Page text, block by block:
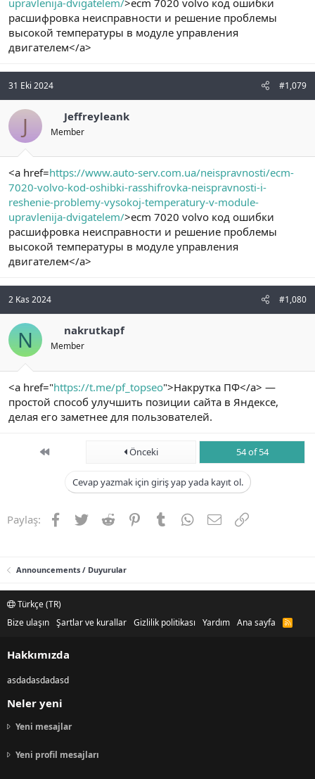
расшифровка неисправности и решение проблемы
высокой температуры в модуле управления
двигателем</a>
31 Eki 2024 #1,079
J Jeffreyleank
Member
<a href=https://www.auto-serv.com.ua/neispravnosti/ecm-
7020-volvo-kod-oshibki-rasshifrovka-neispravnosti-i-
reshenie-problemy-vysokoj-temperatury-v-module-
upravlenija-dvigatelem/>ecm 7020 volvo код ошибки
расшифровка неисправности и решение проблемы
высокой температуры в модуле управления
двигателем</a>
2 Kas 2024 #1,080
N nakrutkapf
Member
<a href="https://t.me/pf_topseo">Накрутка ПФ</a> —
простой способ улучшить позиции сайта в Яндексе,
делая его заметнее для пользователей.
First Önceki 54 of 54
Cevap yazmak için giriş yap yada kayıt ol.
Paylaş: Facebook
TwitterReddit PinterestTumblrWhatsApp
E-postaLink
Announcements / Duyurular
Türkçe (TR)
Bize ulaşın Şartlar ve kurallar Gizlilik politikası Yardım Ana sayfa
R
Hakkımızda
asdadasdadasd
Neler yeni
Yeni mesajlar
Yeni profil mesajları